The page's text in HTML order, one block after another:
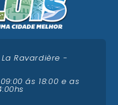
La Ravardière -
ás 18:00 e as